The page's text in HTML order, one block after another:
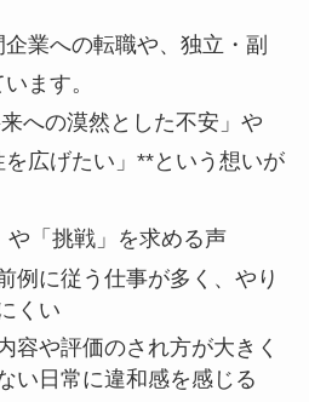
業への転職や、独立・副
ます。
への漠然とした不安」や
を広げたい」**という想いが
「挑戦」を求める声
例に従う仕事が多く、やり
くい
容や評価のされ方が大きく
い日常に違和感を感じる